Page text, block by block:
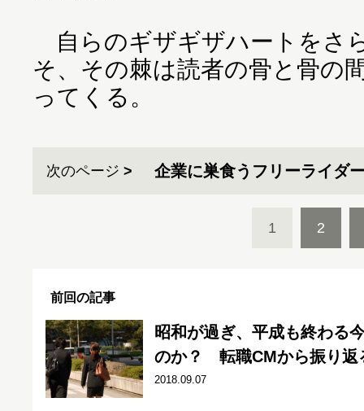
自らのギザギザハートをさ
そ、その棘は読者の骨と骨の
ってくる。
次のページ 企業に巣食うフリーライダ
1 2
前回の記事
昭和が過ぎ、平成も終わる
のか？ 転職CMから振り返
2018.09.07